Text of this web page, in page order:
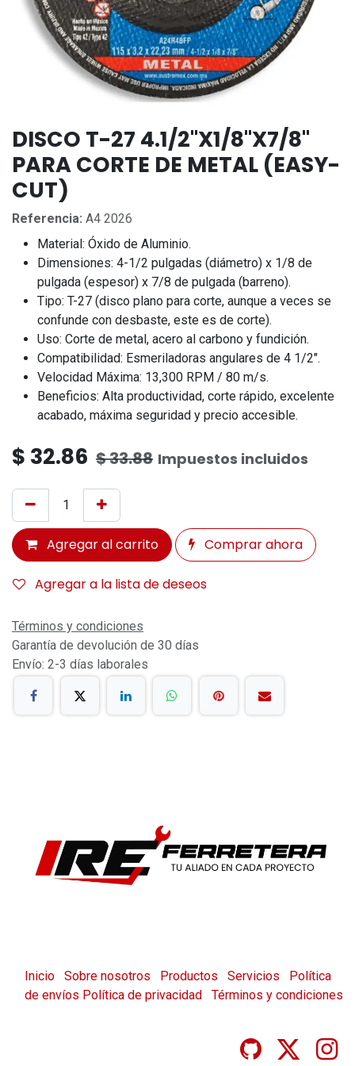
DISCO T-27 4.1/2"X1/8"X7/8"
PARA CORTE DE METAL (EASY-
CUT)
Referencia: A4 2026
Material: Óxido de Aluminio.
Dimensiones: 4-1/2 pulgadas (diámetro) x 1/8 de
pulgada (espesor) x 7/8 de pulgada (barreno).
Tipo: T-27 (disco plano para corte, aunque a veces se
confunde con desbaste, este es de corte).
Uso: Corte de metal, acero al carbono y fundición.
Compatibilidad: Esmeriladoras angulares de 4 1/2".
Velocidad Máxima: 13,300 RPM / 80 m/s.
Beneficios: Alta productividad, corte rápido, excelente
acabado, máxima seguridad y precio accesible.
$ 32.86 $33.88 Impuestos incluidos
Agregar al carrito Comprar ahora
Agregar a la lista de deseos
Términos y condiciones
Garantía de devolución de 30 días
Envío: 2-3 días laborales
Inicio Sobre nosotros Productos Servicios
Política
de envíos Política de privacidad Términos y condiciones